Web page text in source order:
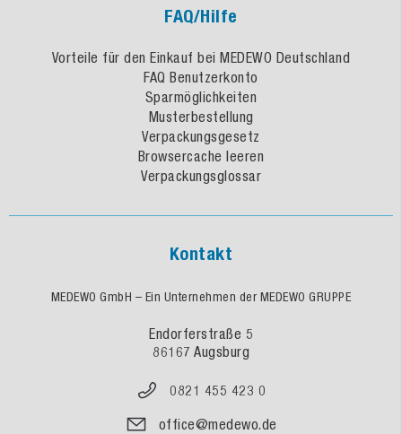
FAQ/Hilfe
Vorteile für den Einkauf bei MEDEWO Deutschland
FAQ Benutzerkonto
Sparmöglichkeiten
Musterbestellung
Verpackungsgesetz
Browsercache leeren
Verpackungsglossar
Kontakt
MEDEWO GmbH – Ein Unternehmen der MEDEWO GRUPPE
Endorferstraße 5
86167 Augsburg
0821 455 423 0
office@medewo.de